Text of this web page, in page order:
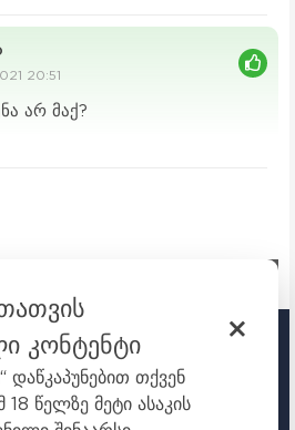
20:51
არ მაქ?
კონტენტი
დაწკაპუნებით თქვენ
წელზე მეტი ასაკის
TOKYO.GE
ᲣᲧᲣᲠᲔᲗ ᲐᲜᲘᲛᲔᲡ ᲝᲜᲚᲐᲘᲜ